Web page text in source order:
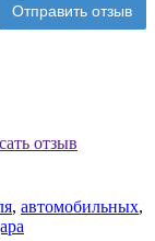
Отправить отзыв
отзыв
, автомобильных,